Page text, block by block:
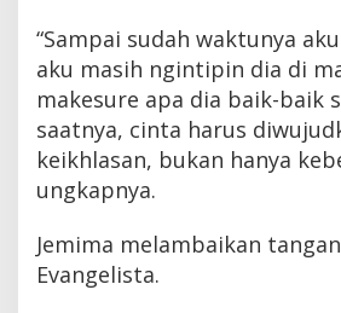
“Sampai sudah waktunya
aku masih ngintipin dia di
makesure apa dia baik-baik
saatnya, cinta harus
keikhlasan, bukan hanya
ungkapnya.
Jemima melambaikan
Evangelista.